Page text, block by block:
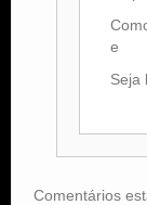
e
Seja
Comentários